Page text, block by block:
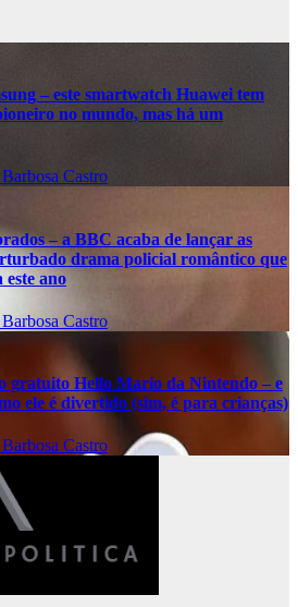
– este smartwatch Huawei tem
no mundo, mas há um
Castro
– a BBC acaba de lançar as
drama policial romântico que
este ano
Castro
gratuito Hello Mario da Nintendo – e
ele é divertido (sim, é para crianças)
Castro